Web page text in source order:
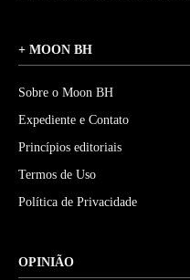
+ MOON BH
Sobre o Moon BH
Expediente e Contato
Princípios editoriais
Termos de Uso
Política de Privacidade
OPINIÃO